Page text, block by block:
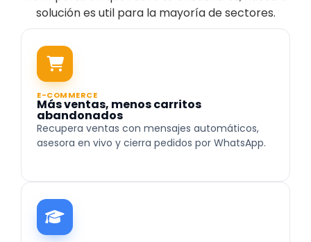
solución es util para la mayoría de sectores.
E-COMMERCE
Más ventas, menos carritos
abandonados
Recupera ventas con mensajes automáticos,
asesora en vivo y cierra pedidos por WhatsApp.